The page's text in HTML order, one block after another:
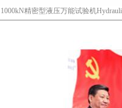
精密型液压万能试验机